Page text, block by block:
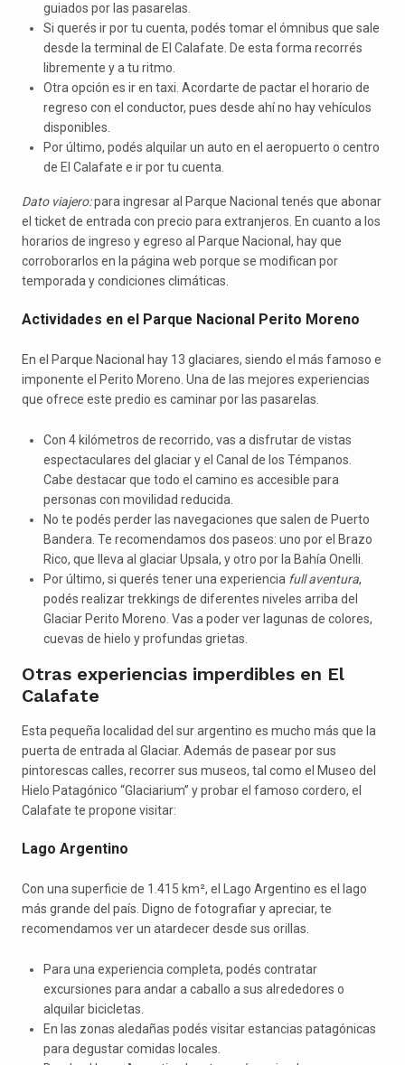
guiados por las pasarelas.
Si querés ir por tu cuenta, podés tomar el ómnibus que sale
desde la terminal de El Calafate. De esta forma recorrés
libremente y a tu ritmo.
Otra opción es ir en taxi. Acordarte de pactar el horario de
regreso con el conductor, pues desde ahí no hay vehículos
disponibles.
Por último, podés alquilar un auto en el aeropuerto o centro
de El Calafate e ir por tu cuenta.
Dato viajero:para ingresar al Parque Nacional tenés que abonar
el ticket de entrada con precio para extranjeros. En cuanto a los
horarios de ingreso y egreso al Parque Nacional, hay que
corroborarlos en la página web porque se modifican por
temporada y condiciones climáticas.
Actividades en el Parque Nacional Perito Moreno
En el Parque Nacional hay 13 glaciares, siendo el más famoso e
imponente el Perito Moreno. Una de las mejores experiencias
que ofrece este predio es caminar por las pasarelas.
Con 4 kilómetros de recorrido, vas a disfrutar de vistas
espectaculares del glaciar y el Canal de los Témpanos.
Cabe destacar que todo el camino es accesible para
personas con movilidad reducida.
No te podés perder las navegaciones que salen de Puerto
Bandera. Te recomendamos dos paseos: uno por el Brazo
Rico, que lleva al glaciar Upsala, y otro por la Bahía Onelli.
Por último, si querés tener una experiencia full aventura,
podés realizar trekkings de diferentes niveles arriba del
Glaciar Perito Moreno. Vas a poder ver lagunas de colores,
cuevas de hielo y profundas grietas.
Otras experiencias imperdibles en El
Calafate
Esta pequeña localidad del sur argentino es mucho más que la
puerta de entrada al Glaciar. Además de pasear por sus
pintorescas calles, recorrer sus museos, tal como el Museo del
Hielo Patagónico “Glaciarium” y probar el famoso cordero, el
Calafate te propone visitar:
Lago Argentino
Con una superficie de 1.415 km², el Lago Argentino es el lago
más grande del país. Digno de fotografiar y apreciar, te
recomendamos ver un atardecer desde sus orillas.
Para una experiencia completa, podés contratar
excursiones para andar a caballo a sus alrededores o
alquilar bicicletas.
En las zonas aledañas podés visitar estancias patagónicas
para degustar comidas locales.